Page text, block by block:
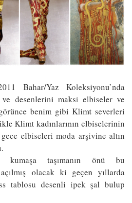
Bahar/Yaz Koleksiyonu’nda
desenlerini maksi elbiseler ve
benim gibi Klimt severleri
Klimt kadınlarının elbiselerinin
elbiseleri moda arşivine altın
kumaşa taşımanın önü bu
olacak ki geçen yıllarda
tablosu desenli ipek şal bulup